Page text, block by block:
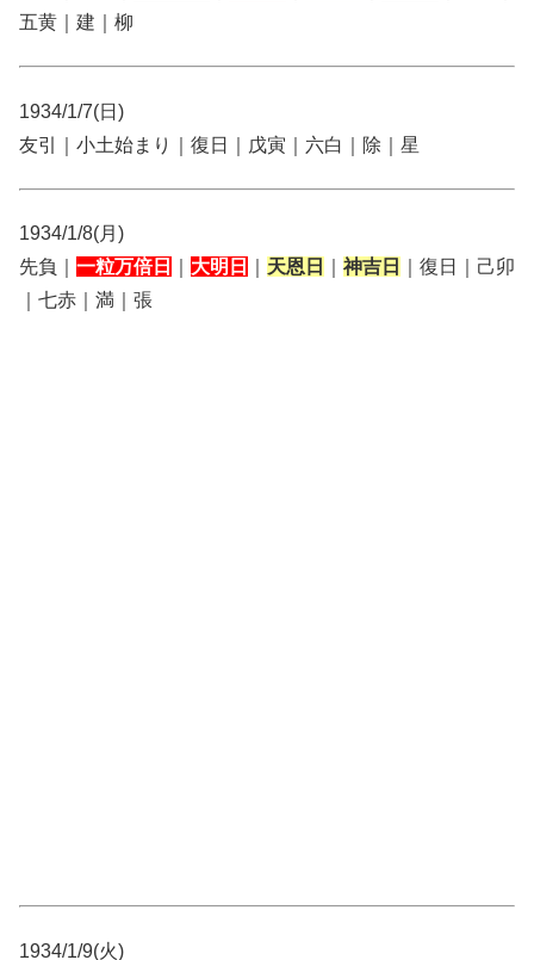
五黄｜建｜柳
1934/1/7(日)
友引｜小土始まり｜復日｜戊寅｜六白｜除｜星
1934/1/8(月)
先負｜ 一粒万倍日 大明日 天恩日 神吉日
｜復日｜己卯
｜七赤｜満｜張
1934/1/9(火)